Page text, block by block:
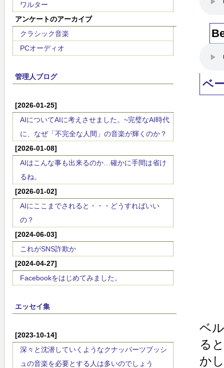
ワルター
アンケートのアーカイブ
クラシック音楽
PCオーディオ
管理人ブログ
[2026-01-25]
AIについてAIに考えさせました。~完璧なAI時代
に、なぜ「不完全な人間」の音楽が輝くのか？
[2026-01-08]
AIはこんな事も出来るのか…確かに手間は省け
るね。
[2026-01-02]
AIにここまでされると・・・どうすればいい
の？
[2024-06-03]
これがSNS詐欺か
[2024-04-27]
Facebookをはじめてみました。
エッセイ集
[2023-10-14]
深々と沈潜していくようなクナッパーツブッシ
ュの音楽を必要とする人は多いのでしょう
ベ
ベ
る
か